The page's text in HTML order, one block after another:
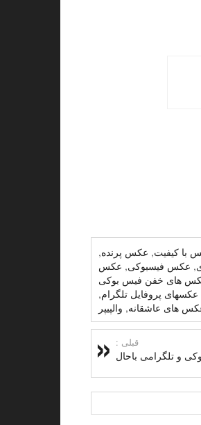
با کیفیت, عکس پرنده,
, عکس فیسبوکی, عکس
های خفن فیس بوکی
عکسهای پروفایل تلگرام,
های عاشقانه, والپیپر
قبلی :
و تلگرامی باحال